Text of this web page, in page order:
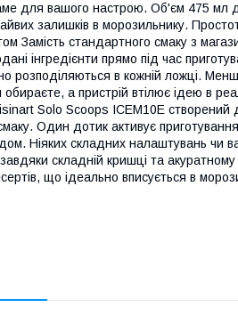
для вашого настрою. Об'єм 475 мл
залишків в морозильнику.
Замість стандартного смаку з
інгредієнти прямо під час
розподіляються в кожній ложці.
а пристрій втілює ідею в
Solo Scoops ICEM10E створений
Один дотик активує
Ніяких складних налаштувань чи
складній кришці та
що ідеально вписується в